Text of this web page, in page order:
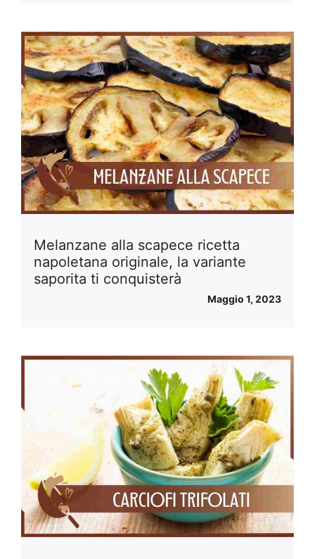
Melanzane alla scapece ricetta
napoletana originale, la variante
saporita ti conquisterà
Maggio 1, 2023